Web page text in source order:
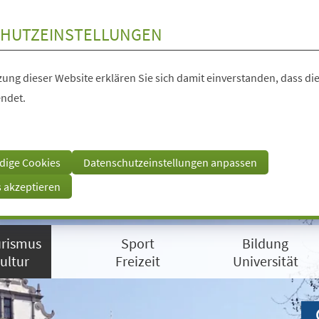
dieser Website erklären Sie sich damit einverstanden, dass
Cookies
Datenschutzeinstellungen anpassen
akzeptieren
Sport
Freizeit
Bildung
Universität